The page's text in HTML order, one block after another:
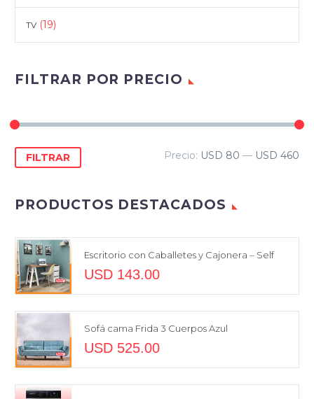
TV (19)
FILTRAR POR PRECIO
Precio
mínimo
Precio
máximo
FILTRAR Precio: USD 80 — USD 460
PRODUCTOS DESTACADOS
Escritorio con Caballetes y Cajonera – Self
USD 143.00
Sofá cama Frida 3 Cuerpos Azul
USD 525.00